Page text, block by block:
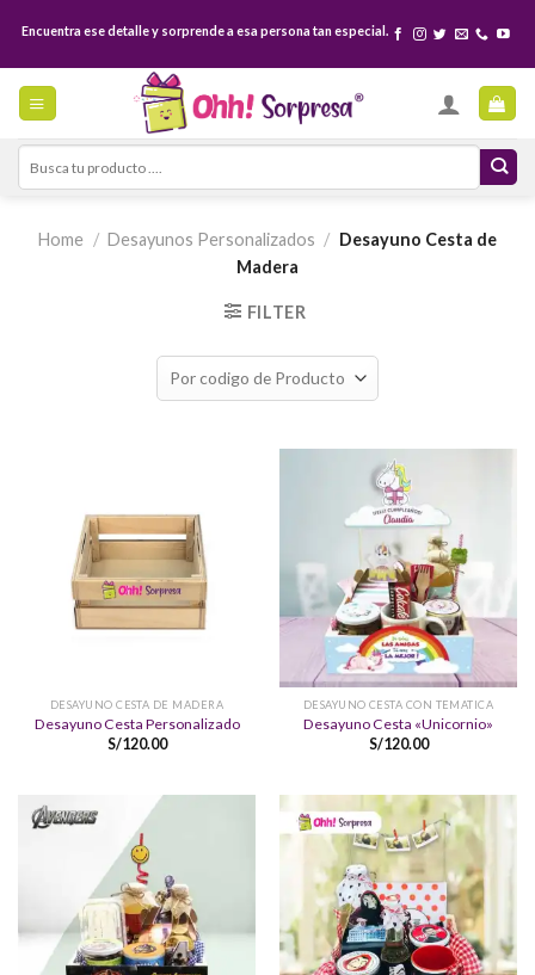
content
Encuentra ese detalle y sorprende a esa persona tan especial.
Search
for:
Home / Desayunos Personalizados / Desayuno Cesta de
Madera
FILTER
DESAYUNO CESTA DE MADERA
Desayuno Cesta Personalizado
S/120.00
DESAYUNO CESTA CON TEMATICA
Desayuno Cesta «Unicornio»
S/120.00